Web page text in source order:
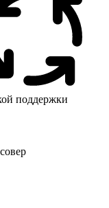
поддержки